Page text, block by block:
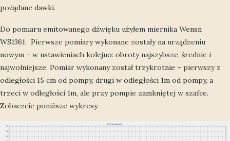
pożądane dawki.
Do pomiaru emitowanego dźwięku użyłem miernika Wensn
WS1361. Pierwsze pomiary wykonane zostały na urządzeniu
nowym – w ustawieniach kolejno: obroty najszybsze, średnie i
najwolniejsze. Pomiar wykonany został trzykrotnie – pierwszy z
odległości 15 cm od pompy, drugi w odległości 1m od pompy, a
trzeci w odległości 1m, ale przy pompie zamkniętej w szafce.
Zobaczcie poniższe wykresy.